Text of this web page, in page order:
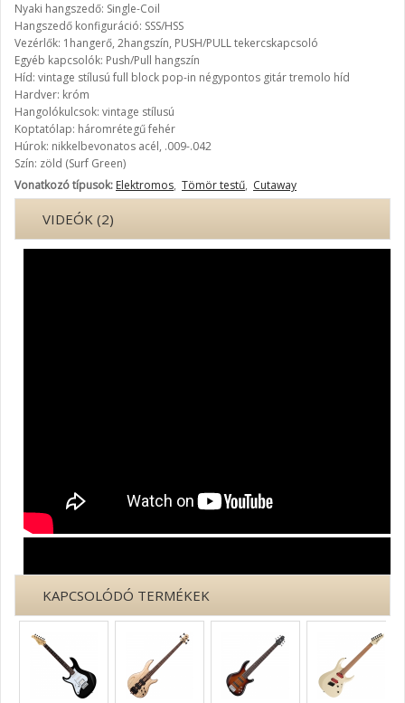
Nyaki hangszedő: Single-Coil
Hangszedő konfiguráció: SSS/HSS
Vezérlők: 1hangerő, 2hangszín, PUSH/PULL tekercskapcsoló
Egyéb kapcsolók: Push/Pull hangszín
Híd: vintage stílusú full block pop-in négypontos gitár tremolo híd
Hardver: króm
Hangolókulcsok: vintage stílusú
Koptatólap: háromrétegű fehér
Húrok: nikkelbevonatos acél, .009-.042
Szín: zöld (Surf Green)
Vonatkozó típusok: Elektromos, Tömör testű, Cutaway
VIDEÓK (2)
KAPCSOLÓDÓ TERMÉKEK